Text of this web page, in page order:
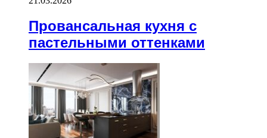
Провансальная кухня с
пастельными оттенками